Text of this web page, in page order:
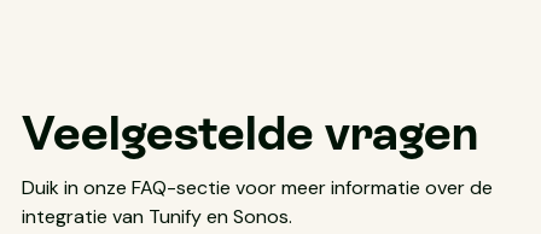
Veelgestelde vragen
Duik in onze FAQ-sectie voor meer informatie over de
integratie van Tunify en Sonos.